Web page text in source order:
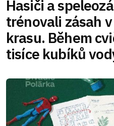
Hasiči a
trénovali zásah
krasu. Během
tisíce kubíků